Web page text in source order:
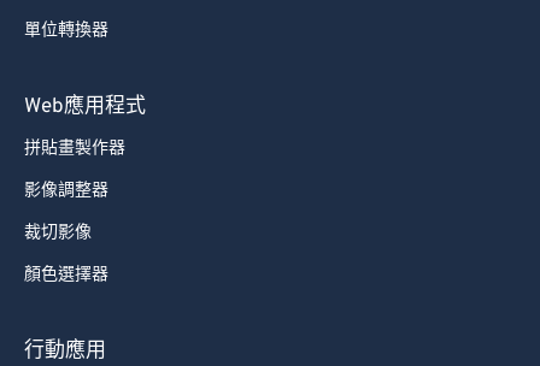
單位轉換器
Web應用程式
拼貼畫製作器
影像調整器
裁切影像
顏色選擇器
行動應用